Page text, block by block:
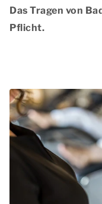
Das Tragen von
Pflicht.